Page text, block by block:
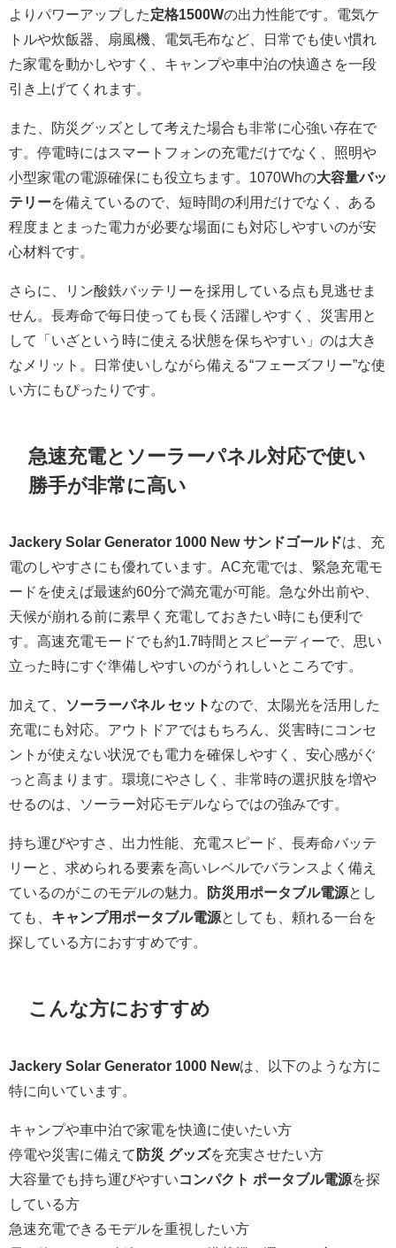
よりパワーアップした定格1500Wの出力性能です。電気ケ
トルや炊飯器、扇風機、電気毛布など、日常でも使い慣れ
た家電を動かしやすく、キャンプや車中泊の快適さを一段
引き上げてくれます。
また、防災グッズとして考えた場合も非常に心強い存在で
す。停電時にはスマートフォンの充電だけでなく、照明や
小型家電の電源確保にも役立ちます。1070Whの大容量バッ
テリーを備えているので、短時間の利用だけでなく、ある
程度まとまった電力が必要な場面にも対応しやすいのが安
心材料です。
さらに、リン酸鉄バッテリーを採用している点も見逃せま
せん。長寿命で毎日使っても長く活躍しやすく、災害用と
して「いざという時に使える状態を保ちやすい」のは大き
なメリット。日常使いしながら備える“フェーズフリー”な使
い方にもぴったりです。
急速充電とソーラーパネル対応で使い
勝手が非常に高い
Jackery Solar Generator 1000 New サンドゴールドは、充
電のしやすさにも優れています。AC充電では、緊急充電モ
ードを使えば最速約60分で満充電が可能。急な外出前や、
天候が崩れる前に素早く充電しておきたい時にも便利で
す。高速充電モードでも約1.7時間とスピーディーで、思い
立った時にすぐ準備しやすいのがうれしいところです。
加えて、 ソーラーパネル セット なので、太陽光を活用した
充電にも対応。アウトドアではもちろん、災害時にコンセ
ントが使えない状況でも電力を確保しやすく、安心感がぐ
っと高まります。環境にやさしく、非常時の選択肢を増や
せるのは、ソーラー対応モデルならではの強みです。
持ち運びやすさ、出力性能、充電スピード、長寿命バッテ
リーと、求められる要素を高いレベルでバランスよく備え
ているのがこのモデルの魅力。
防災用ポータブル電源とし
ても、 キャンプ用ポータブル電源としても、頼れる一台を
探している方におすすめです。
こんな方におすすめ
Jackery Solar Generator 1000 Newは、以下のような方に
特に向いています。
キャンプや車中泊で家電を快適に使いたい方
停電や災害に備えて 防災 グッズを充実させたい方
大容量でも持ち運びやすいコンパクト ポータブル電源を探
している方
急速充電できるモデルを重視したい方